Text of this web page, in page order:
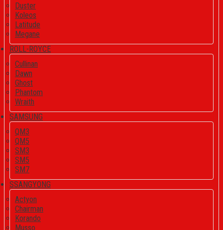
Duster
Koleos
Latitude
Megane
ROLL-ROYCE
Cullinan
Dawn
Ghost
Phantom
Wraith
SAMSUNG
QM3
QM5
SM3
SM5
SM7
SSANGYONG
Actyon
Chairman
Korando
Musso